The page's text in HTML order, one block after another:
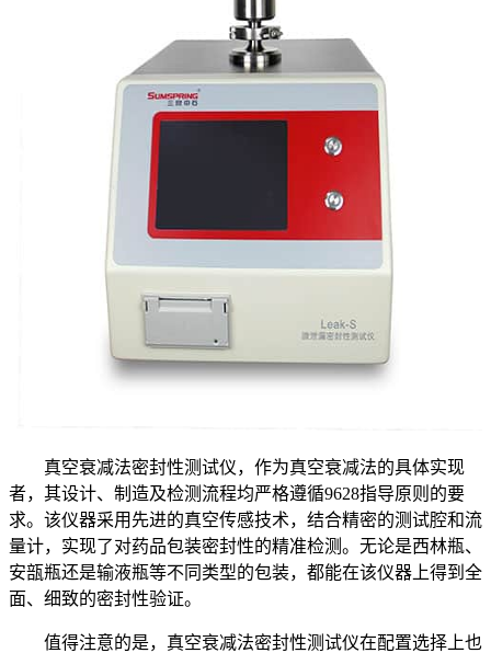
真空衰减法密封性测试仪，作为真空衰减法的具体实现
者，其设计、制造及检测流程均严格遵循9628指导原则的要
求。该仪器采用先进的真空传感技术，结合精密的测试腔和流
量计，实现了对药品包装密封性的精准检测。无论是西林瓶、
安瓿瓶还是输液瓶等不同类型的包装，都能在该仪器上得到全
面、细致的密封性验证。
值得注意的是，真空衰减法密封性测试仪在配置选择上也